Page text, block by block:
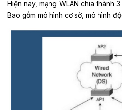
Hiện nay, mạng WLAN chia thành
Bao gồm mô hình cơ sở, mô hình